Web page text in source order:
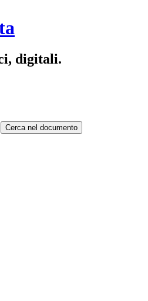
digitali.
Cerca nel documento